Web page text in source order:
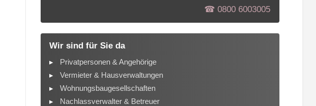
☎︎ 0800 6003005
Wir sind für Sie da
Privatpersonen & Angehörige
Vermieter & Hausverwaltungen
Wohnungsbaugesellschaften
Nachlassverwalter & Betreuer